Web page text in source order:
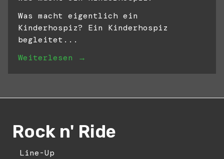
Was macht eigentlich ein
Kinderhospiz? Ein Kinderhospiz
begleitet...
Weiterlesen →
Rock n' Ride
Line-Up